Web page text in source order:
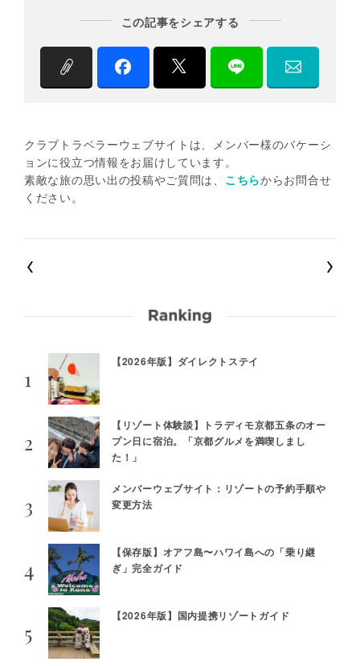
この記事をシェアする
クラブトラベラーウェブサイトは、メンバー様のバケーシ
ョンに役立つ情報をお届けしています。
素敵な旅の思い出の投稿やご質問は、 こちらからお問合せ
ください。
【2026年版】ダイレクトステイ
【リゾート体験談】トラディモ京都五条のオー
プン日に宿泊。「京都グルメを満喫しまし
た！」
メンバーウェブサイト：リゾートの予約手順や
変更方法
【保存版】オアフ島〜ハワイ島への「乗り継
ぎ」完全ガイド
【2026年版】国内提携リゾートガイド